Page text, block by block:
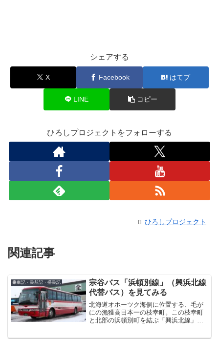
シェアする
X Facebook はてブ
LINE コピー
ひろしプロジェクトをフォローする
ひろしプロジェクト
関連記事
乗車記・乗船記・搭乗記
宗谷バス「浜頓別線」（興浜北線
代替バス）を見てみる
北海道オホーツク海側に位置する、毛が
にの漁獲高日本一の枝幸町。この枝幸町
と北部の浜頓別町を結ぶ「興浜北線」と